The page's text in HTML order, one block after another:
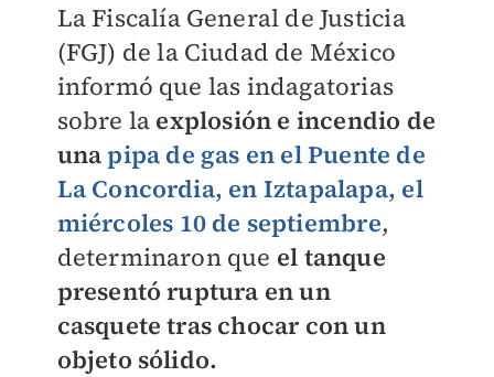
La Fiscalía General de Justicia
(FGJ) de la Ciudad de México
informó que las indagatorias
sobre la explosión e incendio de
unapipa de gas en el Puente de
La Concordia, en Iztapalapa, el
miércoles 10 de septiembre,
determinaron que el tanque
presentó ruptura en un
casquete tras chocar con un
objeto sólido.